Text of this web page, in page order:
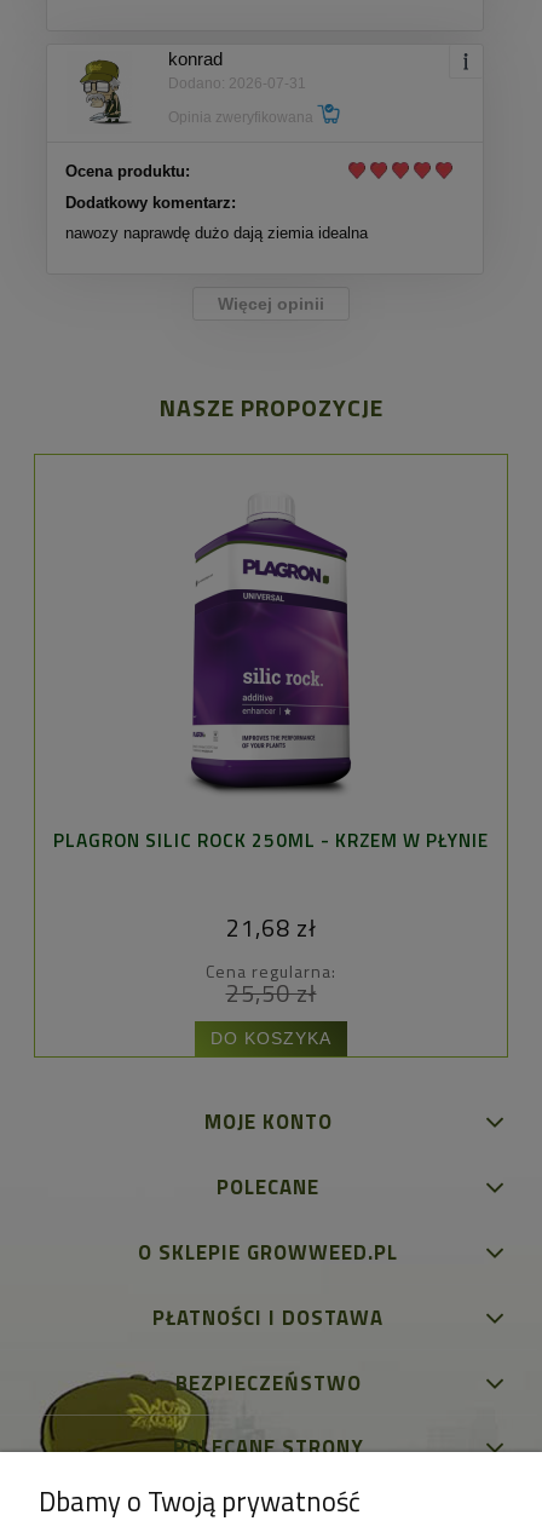
konrad
Dodano: 2026-07-31
Opinia zweryfikowana
Ocena produktu:
Dodatkowy komentarz:
nawozy naprawdę dużo dają ziemia idealna
Więcej opinii
NASZE PROPOZYCJE
PLAGRON SILIC ROCK 250ML - KRZEM W PŁYNIE
21,68 zł
Cena regularna:
25,50 zł
DO KOSZYKA
MOJE KONTO
POLECANE
O SKLEPIE GROWWEED.PL
PŁATNOŚCI I DOSTAWA
BEZPIECZEŃSTWO
POLECANE STRONY
Dbamy o Twoją prywatność